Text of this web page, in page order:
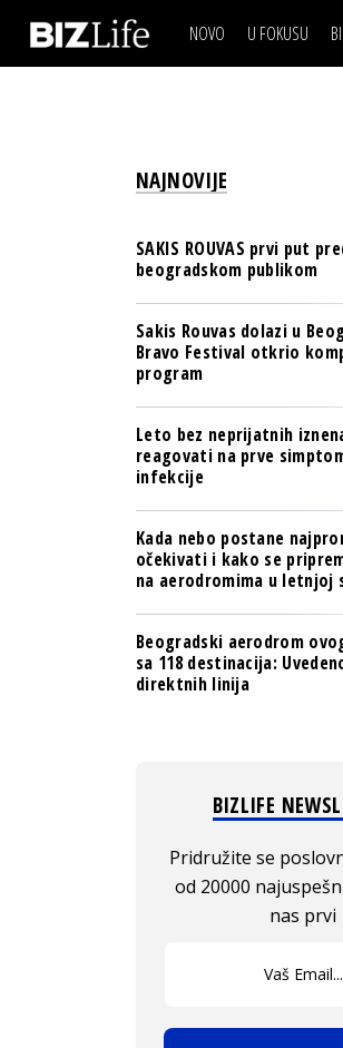
NOVO U FOKUSU
IZJAVA
NAJNOVIJE
SAKIS ROUVAS prvi put
beogradskom publikom
Sakis Rouvas dolazi u
Bravo Festival otkrio
program
Leto bez neprijatnih
reagovati na prve
infekcije
Kada nebo postane
očekivati i kako se
na aerodromima u letnjoj
Beogradski aerodrom
sa 118 destinacija:
direktnih linija
BIZLIFE
Pridružite se
od 20000
nas prvi